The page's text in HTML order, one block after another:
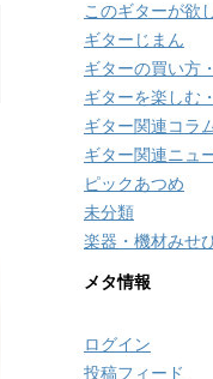
このギターが欲
ギターじまん
ギターの買い方
ギターを楽しむ
ギター関連コラ
ギター関連ニュ
ピックあつめ
未分類
楽器・機材みせ
メタ情報
ログイン
投稿フィード